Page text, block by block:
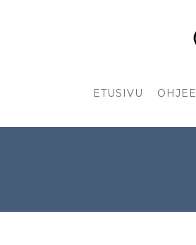
ETUSIVU